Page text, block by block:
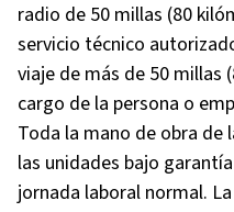
radio de 50 millas (80
servicio técnico
viaje de más de 50 millas
cargo de la persona o
Toda la mano de obra de
las unidades bajo
jornada laboral normal.